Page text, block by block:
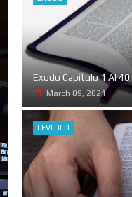
Exodo Capitulo 1 Al 40
March 09, 2021
LEVITICO